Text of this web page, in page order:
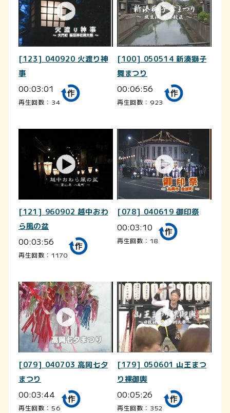
[123] 040920 火渡り神
事
00:03:01
再生回数：34
[100] 050514 新湊獅子
舞まつり
00:06:56
再生回数：923
[121] 960902 越中おわ
ら風の盆
00:03:56
再生回数：1170
[078] 040619 御印祭
00:03:10
再生回数：18
[079] 040703 高岡七夕
まつり
00:03:44
再生回数：56
[179] 050601 山王まつ
り裸御輿
00:05:26
再生回数：352